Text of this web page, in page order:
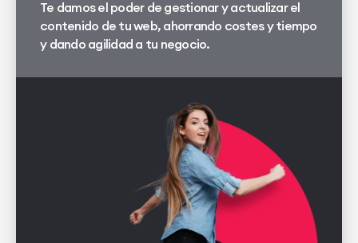
Te damos el poder de gestionar y actualizar el
contenido de tu web, ahorrando costes y tiempo
y dando agilidad a tu negocio.